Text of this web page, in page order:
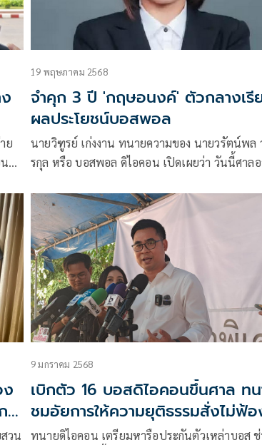
ย
19 พฤษภาคม 2568
จำคุก 3 ปี 'กฤษอนงค์' ตัวกลางเรี
ผลประโยชน์บอสพอล
นายวิฑูรย์ เก่งงาน ทนายความของ นายวรัตน์พล
รกุล หรือ บอสพอล ดิไอคอน เปิดเผยว่า วันนี้ศาล
ที่พนักงานอัยการเป็นโจทก์ฟ้อง น.ส.กฤษอนงค์ สุ
วงศ์ ฐานตบทรัพย์ นายวรัตน์พล วรัทย์วรกุล หรือ
พอล
วน
9 มกราคม 2568
เบิกตัว 16 บอสดิไอคอนขึ้นศาล ท
ชมอัยการให้ความยุติธรรมสั่งไม่ฟ้
'แซม-มิน'
ทนายดิไอคอน เตรียมหารือประกันตัวเหล่าบอส